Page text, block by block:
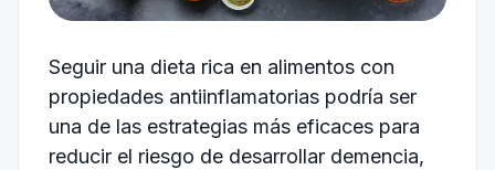
Seguir una dieta rica en alimentos con
propiedades antiinflamatorias podría ser
una de las estrategias más eficaces para
reducir el riesgo de desarrollar demencia,